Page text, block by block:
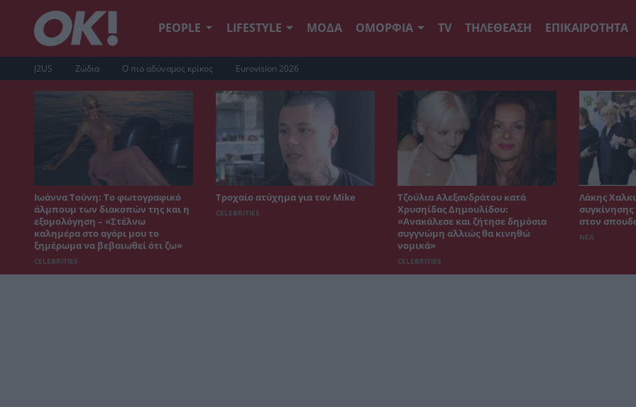
PEOPLE LIFESTYLE ΜΟΔΑ ΟΜΟΡΦΙΑ TV ΤΗΛΕΘΕΑΣΗ ΕΠΙΚΑΙΡΟΤΗΤΑ
J2US Ζώδια Ο πιο αδύναμος κρίκος Eurovision 2026
Ιωάννα Τούνη: Το φωτογραφικό
άλμπουμ των διακοπών της και η
εξομολόγηση – «Στέλνω
καλημέρα στο αγόρι μου το
ξημέρωμα να βεβαιωθεί ότι ζω»
CELEBRITIES
Τροχαίο ατύχημα για τον Mike
CELEBRITIES
Τζούλια Αλεξανδράτου κατά
Χρυσηίδας Δημουλίδου:
«Ανακάλεσε και ζήτησε δημόσια
συγγνώμη αλλιώς θα κινηθώ
νομικά»
CELEBRITIES
Λάκης
συγκίνησης
στον
ΝΕΑ